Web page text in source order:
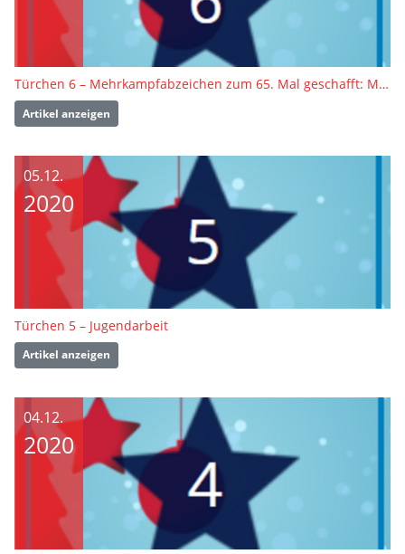
Türchen 6 – Mehrkampfabzeichen zum 65. Mal geschafft: Manfred Erdmann
Artikel anzeigen
05.12.
2020
Türchen 5 – Jugendarbeit
Artikel anzeigen
04.12.
2020